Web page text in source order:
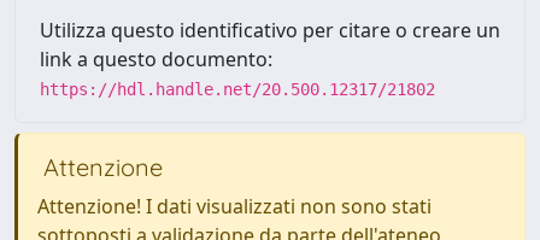
Utilizza questo identificativo per citare o creare un
link a questo documento:
https://hdl.handle.net/20.500.12317/21802
Attenzione
Attenzione! I dati visualizzati non sono stati